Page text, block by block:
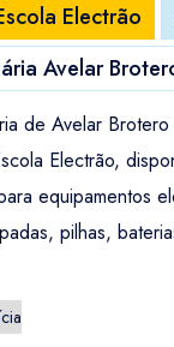
Electrão
Avelar
de Avelar
Electrão,
equipamentos
pilhas,